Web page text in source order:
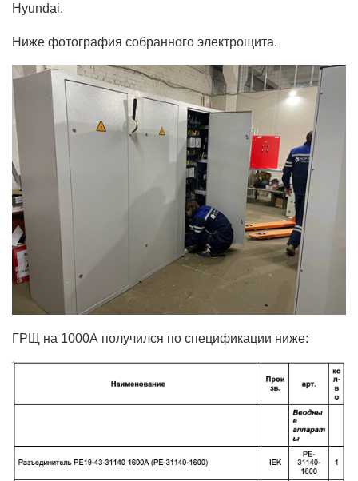
Hyundai.
Ниже фотография собранного электрощита.
ГРЩ на 1000А получился по спецификации ниже: